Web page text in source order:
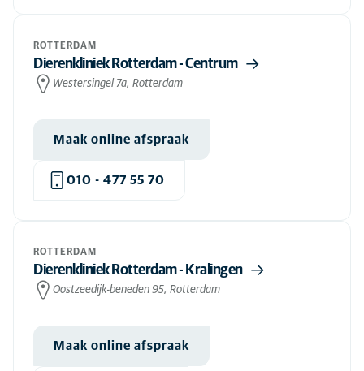
ROTTERDAM
Dierenkliniek Rotterdam - Centrum
Westersingel 7a, Rotterdam
Maak online afspraak
010 - 477 55 70
ROTTERDAM
Dierenkliniek Rotterdam - Kralingen
Oostzeedijk-beneden 95, Rotterdam
Maak online afspraak